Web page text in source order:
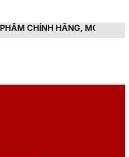
MỚI 100%, ĐẦY ĐỦ